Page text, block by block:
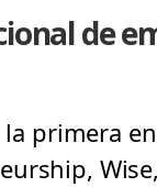
de
primera